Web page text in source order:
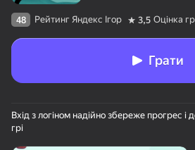
48 Рейтинг Яндекс Ігор 3,5 Оцінка
Грати
Вхід з логіном надійно збереже прогрес і
грі